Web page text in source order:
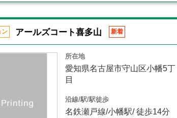
ン アールズコート喜多山 新着
所在地
愛知県名古屋市守山区小幡5丁
目
沿線/駅/駅徒歩
名鉄瀬戸線/小幡駅/ 徒歩14分